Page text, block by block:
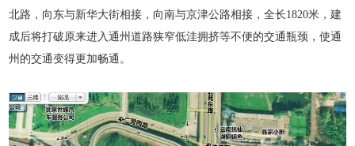
北路，向东与新华大街相接，向南与京津公路相接，全长1820米，建
成后将打破原来进入通州道路狭窄低洼拥挤等不便的交通瓶颈，使通
州的交通变得更加畅通。